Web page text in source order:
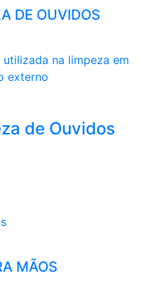
DE OUVIDOS
na limpeza em
externo
de Ouvidos
MÃOS